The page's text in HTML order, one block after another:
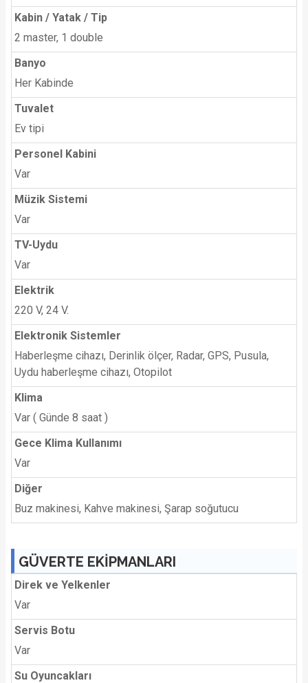
Kabin / Yatak / Tip
2 master, 1 double
Banyo
Her Kabinde
Tuvalet
Ev tipi
Personel Kabini
Var
Müzik Sistemi
Var
TV-Uydu
Var
Elektrik
220 V, 24 V.
Elektronik Sistemler
Haberleşme cihazı, Derinlik ölçer, Radar, GPS, Pusula,
Uydu haberleşme cihazı, Otopilot
Klima
Var ( Günde 8 saat )
Gece Klima Kullanımı
Var
Diğer
Buz makinesi, Kahve makinesi, Şarap soğutucu
GÜVERTE EKİPMANLARI
Direk ve Yelkenler
Var
Servis Botu
Var
Su Oyuncakları